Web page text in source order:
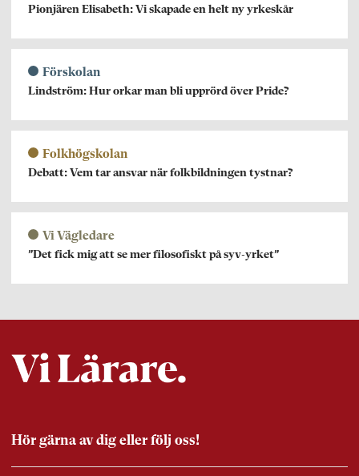
Pionjären Elisabeth: Vi skapade en helt ny yrkeskår
Förskolan
Lindström: Hur orkar man bli upprörd över Pride?
Folkhögskolan
Debatt: Vem tar ansvar när folkbildningen tystnar?
Vi Vägledare
”Det fick mig att se mer filosofiskt på syv-yrket”
Hör gärna av dig eller följ oss!